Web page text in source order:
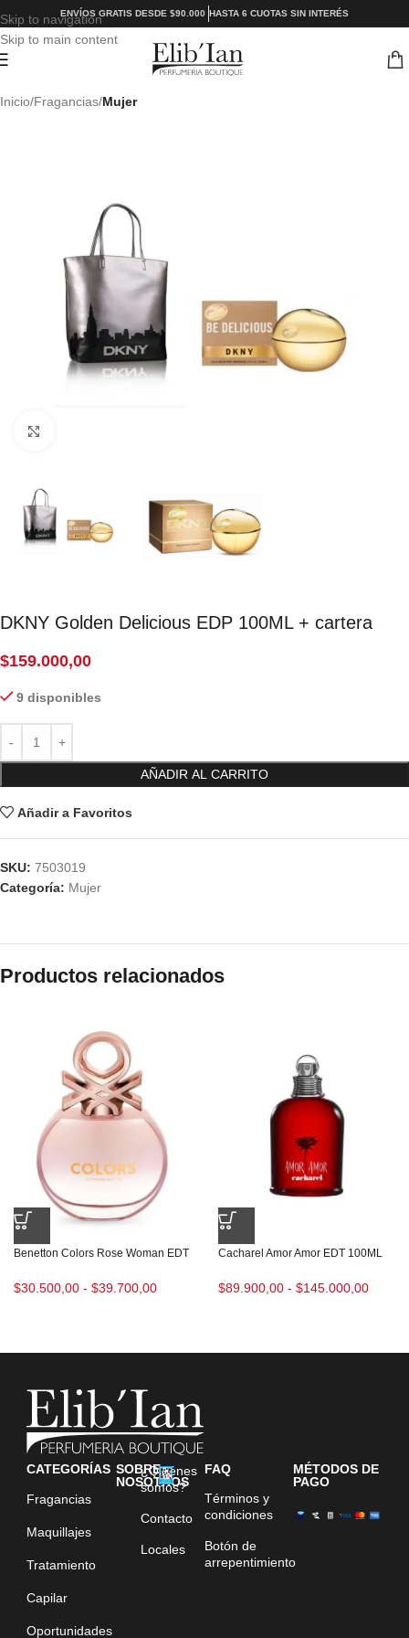
Skip to navigation
Skip to main content
ENVÍOS GRATIS DESDE $90.000 HASTA 6 CUOTAS SIN INTERÉS
Inicio Fragancias Mujer
DKNY Golden Delicious EDP 100ML + cartera
$159.000,00
9 disponibles
AÑADIR AL CARRITO
Añadir a Favoritos
SKU: 7503019
Categoría: Mujer
Productos relacionados
Benetton Colors Rose Woman EDT
$30.500,00 - $39.700,00
Cacharel Amor Amor EDT 100ML
$89.900,00 - $145.000,00
CATEGORÍAS
Fragancias
Maquillajes
Tratamiento
Capilar
Oportunidades
SOBRE
NOSOTROS
¿Quiénes
somos?
Contacto
Locales
FAQ
Términos y
condiciones
Botón de
arrepentimiento
MÉTODOS DE
PAGO